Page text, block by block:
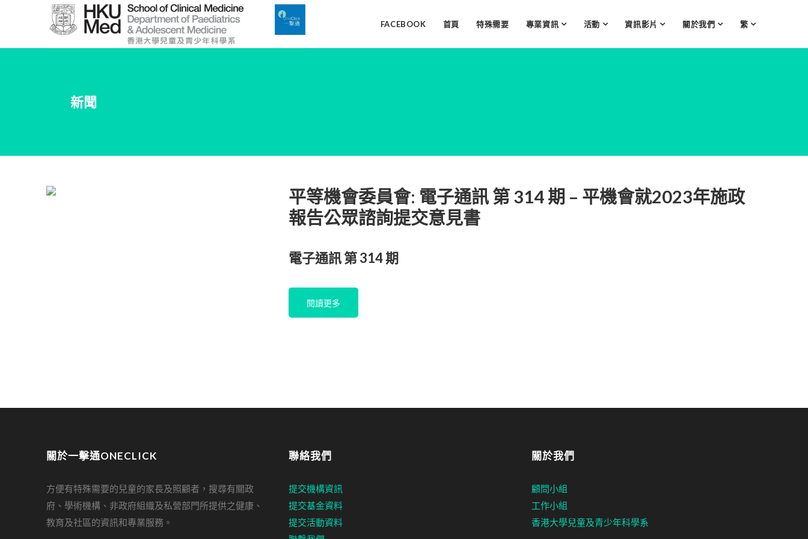
容
FACEBOOK 首頁 特殊需要 專業資訊 活動 資訊影片 關於我們 繁
新聞
平等機會委員會: 電子通訊 第 314 期 – 平機會就2023年施政
報告公眾諮詢提交意見書
電子通訊 第 314 期
閱讀更多
關於一擊通ONECLICK
方便有特殊需要的兒童的家長及照顧者，搜尋有關政
府、學術機構、非政府組織及私營部門所提供之健康、
教育及社區的資訊和專業服務。
聯絡我們
提交機構資訊
提交基金資料
提交活動資料
關於我們
顧問小組
工作小組
香港大學兒童及青少年科學系